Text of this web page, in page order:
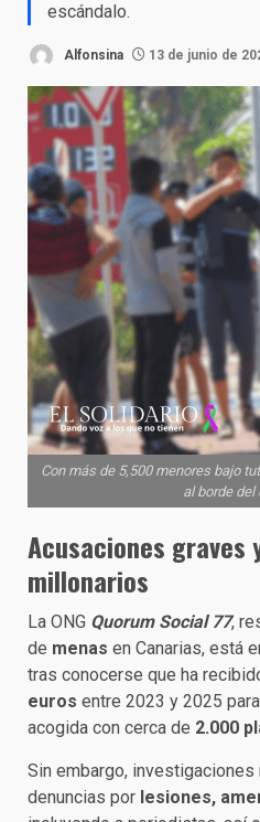
escándalo.
Alfonsina 13 de junio de
Con más de 5,500 menores bajo
al borde del
Acusaciones graves
millonarios
La ONG Quorum Social 77,
de menas en Canarias, está
tras conocerse que ha
euros entre 2023 y 2025
acogida con cerca de 2.000
Sin embargo,
denuncias por lesiones,